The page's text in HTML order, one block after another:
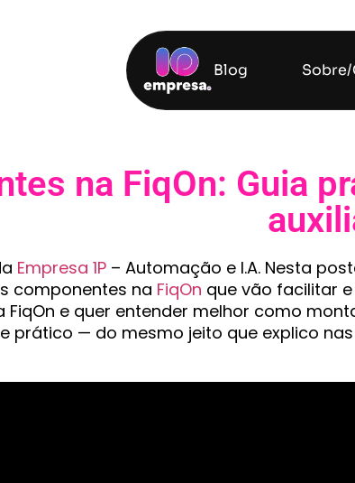
Blog
na FiqOn: Guia
Empresa 1P – Automação e I.A. Nesta
componentes na FiqOn que vão facilitar
e quer entender melhor como
prático — do mesmo jeito que explico